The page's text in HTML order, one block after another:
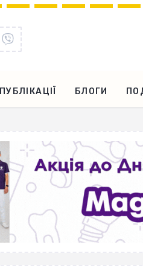
ПУБЛІКАЦІЇ БЛОГИ